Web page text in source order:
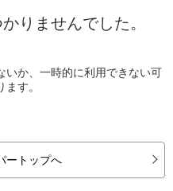
りませんでした。
いか、一時的に利用できない可
す。
ートップへ